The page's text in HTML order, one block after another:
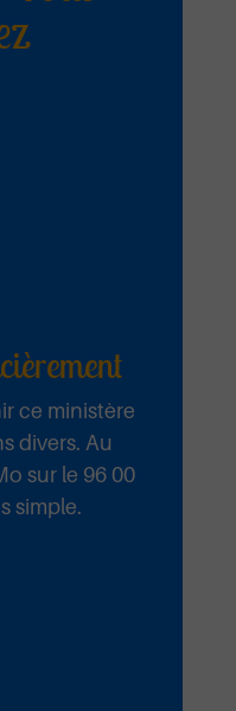
ce ministère
divers. Au
sur le 96 00
simple.
et télécharger
Mai 2025
et télécharger
Ta